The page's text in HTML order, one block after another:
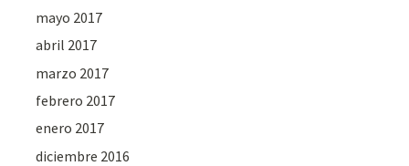
mayo 2017
abril 2017
marzo 2017
febrero 2017
enero 2017
diciembre 2016